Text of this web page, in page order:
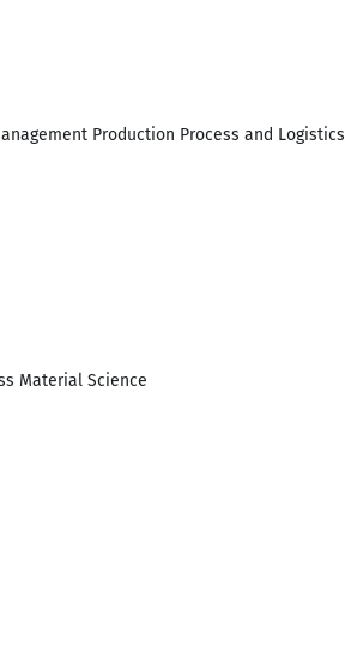
Production Process and Logistics
Material Science